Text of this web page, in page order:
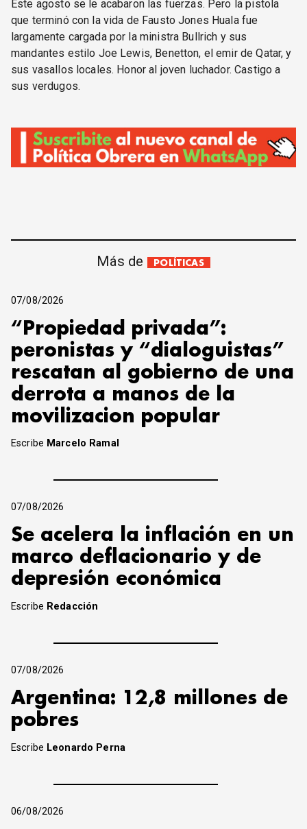
Este agosto se le acabaron las fuerzas. Pero la pistola
que terminó con la vida de Fausto Jones Huala fue
largamente cargada por la ministra Bullrich y sus
mandantes estilo Joe Lewis, Benetton, el emir de Qatar, y
sus vasallos locales. Honor al joven luchador. Castigo a
sus verdugos.
Más de POLÍTICAS
07/08/2026
“Propiedad privada”:
peronistas y “dialoguistas”
rescatan al gobierno de una
derrota a manos de la
movilizacion popular
Escribe Marcelo Ramal
07/08/2026
Se acelera la inflación en un
marco deflacionario y de
depresión económica
Escribe Redacción
07/08/2026
Argentina: 12,8 millones de
pobres
Escribe Leonardo Perna
06/08/2026